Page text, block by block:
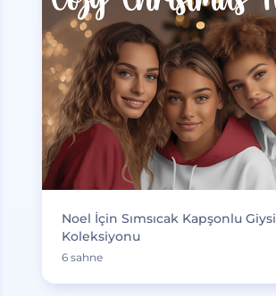
Noel İçin Sımsıcak Kapşonlu Giysi
Koleksiyonu
6 sahne